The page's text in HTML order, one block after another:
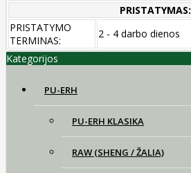
PRISTATYMAS:
PRISTATYMO
TERMINAS:
2 - 4 darbo dienos
Kategorijos
PU-ERH
PU-ERH KLASIKA
RAW (SHENG / ŽALIA)